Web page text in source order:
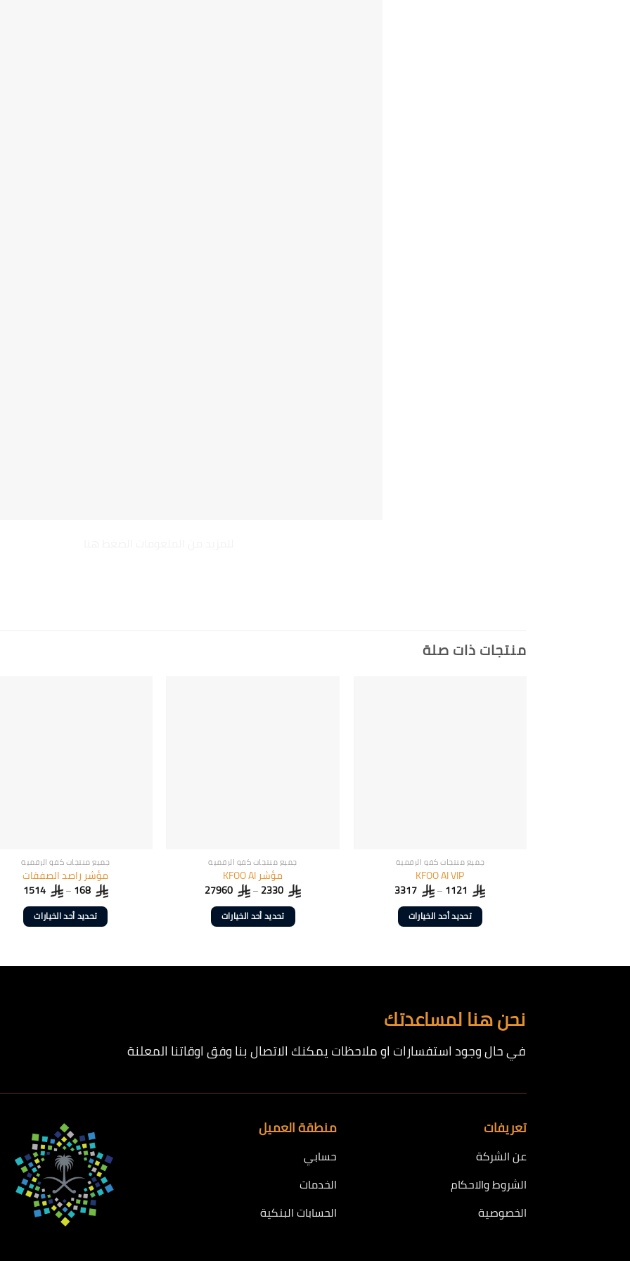
منتجات ذات صلة
جميع منتجات كفو الرقمية
KFOO AI VIP
1121
–
3317
تحديد أحد الخيارات
من
لهذا
المنتج.
يمكن
على
جميع منتجات كفو الرقمية
مؤشر KFOO AI
2330
–
27960
تحديد أحد الخيارات
من
يمكن
اختيار
على
جميع منتجات كفو الرقمية
مؤشر راصد الصفقات
168
–
1514
تحديد أحد الخيارات
من
على
المنتج
نحن هنا لمساعدتك
في حال وجود استفسارات او ملاحظات يمكنك الاتصال بنا وفق اوقاتنا المعلنة
تعريفات
عن الشركة
الشروط والاحكام
الخصوصية
منطقة العميل
حسابي
الخدمات
الحسابات البنكية